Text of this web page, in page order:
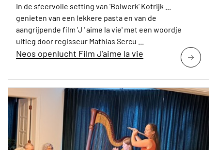
In de sfeervolle setting van 'Bolwerk' Kotrijk ...
genieten van een lekkere pasta en van de
aangrijpende film 'J ' aime la vie' met een woordje
uitleg door regisseur Mathias Sercu ...
Neos openlucht Film J'aime la vie